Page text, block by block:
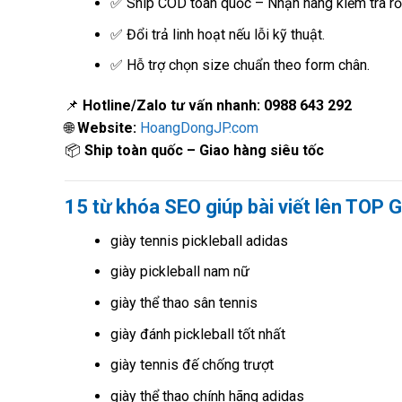
✅ Đổi trả linh hoạt nếu lỗi kỹ thuật.
✅ Hỗ trợ chọn size chuẩn theo form chân.
📌 Hotline/Zalo tư vấn nhanh: 0988 643 292
🌐Website: HoangDongJP.com
📦 Ship toàn quốc – Giao hàng siêu tốc
15 từ khóa SEO giúp bài viết lên TOP
giày tennis pickleball adidas
giày pickleball nam nữ
giày thể thao sân tennis
giày đánh pickleball tốt nhất
giày tennis đế chống trượt
giày thể thao chính hãng adidas